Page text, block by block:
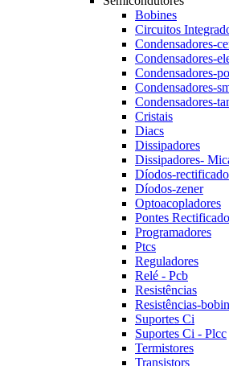
Bobines
Circuitos
Condensadores-
Condensadores-
Condensadores-
Condensadores-
Condensadores-
Cristais
Diacs
Dissipadores
Dissipadores-
Díodos-
Díodos-zener
Optoacopladores
Pontes
Programadores
Ptcs
Reguladores
Relé - Pcb
Resistências
Resistências-
Suportes Ci
Suportes Ci - Plcc
Termistores
Transistors